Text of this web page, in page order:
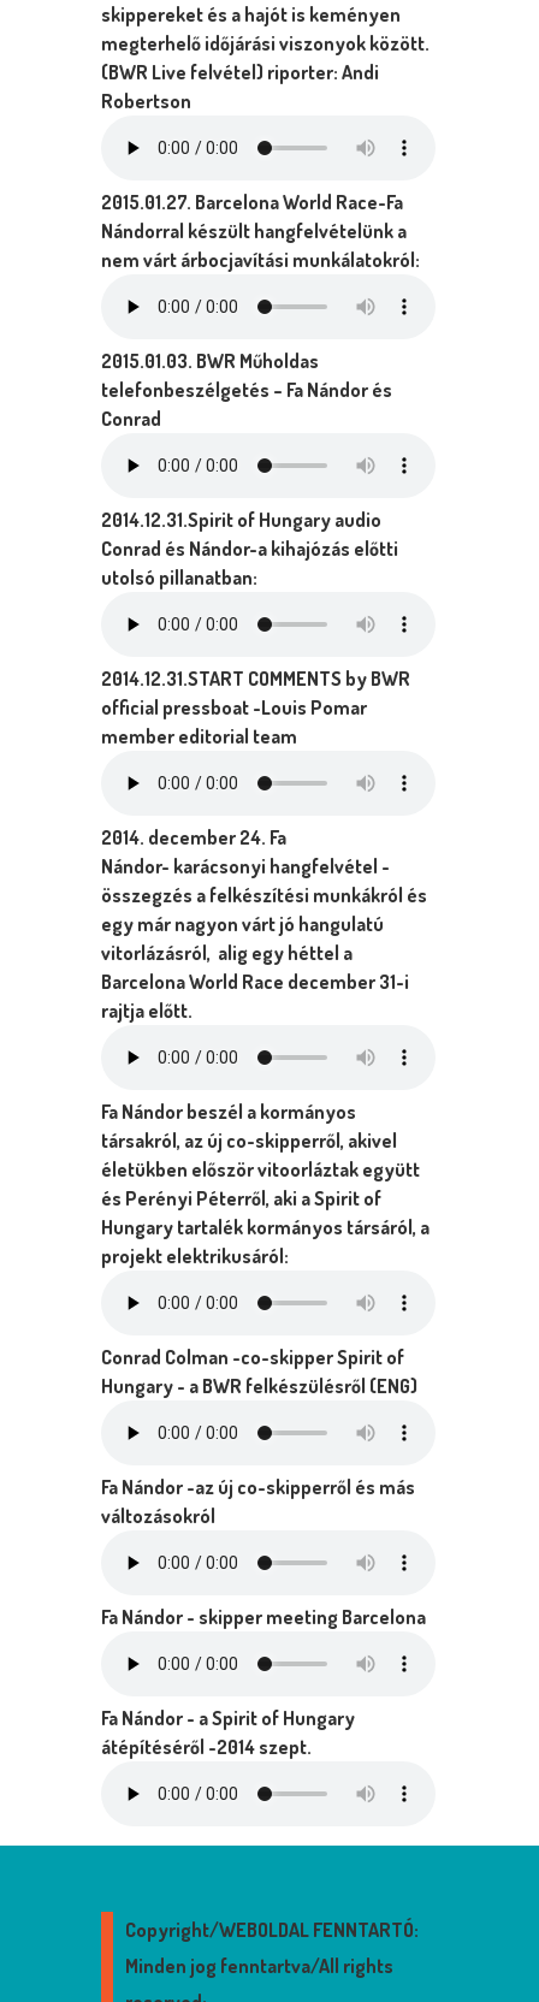
skippereket és a hajót is keményen
megterhelő időjárási viszonyok között.
(BWR Live felvétel) riporter: Andi
Robertson
2015.01.27. Barcelona World Race-Fa
Nándorral készült hangfelvételünk a
nem várt árbocjavítási munkálatokról:
2015.01.03. BWR Műholdas
telefonbeszélgetés – Fa Nándor és
Conrad
2014.12.31.Spirit of Hungary audio
Conrad és Nándor-a kihajózás előtti
utolsó pillanatban:
2014.12.31.START COMMENTS by BWR
official pressboat -Louis Pomar
member editorial team
2014. december 24. Fa
Nándor- karácsonyi hangfelvétel -
összegzés a felkészítési munkákról és
egy már nagyon várt jó hangulatú
vitorlázásról, alig egy héttel a
Barcelona World Race december 31-i
rajtja előtt.
Fa Nándor beszél a kormányos
társakról, az új co-skipperről, akivel
életükben először vitoorláztak együtt
és Perényi Péterről, aki a Spirit of
Hungary tartalék kormányos társáról, a
projekt elektrikusáról:
Conrad Colman -co-skipper Spirit of
Hungary - a BWR felkészülésről (ENG)
Fa Nándor -az új co-skipperről és más
változásokról
Fa Nándor - skipper meeting Barcelona
Fa Nándor - a Spirit of Hungary
átépítéséről -2014 szept.
Copyright/WEBOLDAL FENNTARTÓ:
Minden jog fenntartva/All rights